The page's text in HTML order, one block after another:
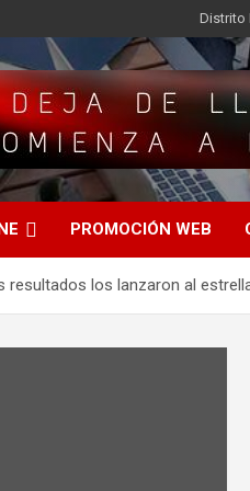
Distrito
PROMOCIÓN WEB
resultados los lanzaron al